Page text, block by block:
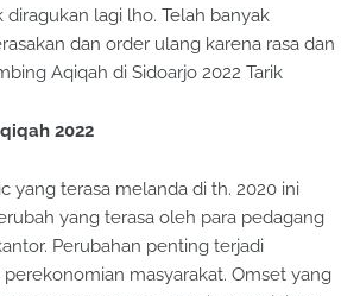
lagi lho. Telah banyak
dan order ulang karena rasa dan
Aqiqah di Sidoarjo 2022 Tarik
2022
yang terasa melanda di th. 2020 ini
yang terasa oleh para pedagang
Perubahan penting terjadi
masyarakat. Omset yang